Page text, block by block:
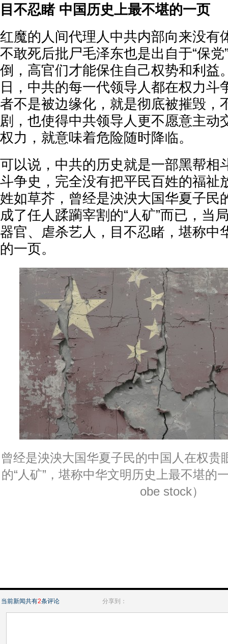
目不忍睹 中国历史上最不堪的一页
红魔的人间代理人中共内部向来没有
不敢死后批尸毛泽东也是出自于“保
倒，高官们才能保住自己权势和利益
日，中共的每一代领导人都在权力斗
者不是被边缘化，就是彻底被摧毁，
剧，也使得中共领导人更不愿意主动
权力，就意味着危险随时降临。
可以说，中共的历史就是一部黑帮相
斗争史，完全没有把平民百姓的福祉
姓如草芥，曾经是泱泱大国华夏子民
成了任人蹂躏宰割的“人矿”而已，当
器官、虐杀艺人，目不忍睹，堪称中
的一页。
曾经是泱泱大国华夏子民的中国人在权贵
的“人矿”，堪称中华文明历史上最不堪的
obe stock）
当前新闻共有2条评论 分享到：